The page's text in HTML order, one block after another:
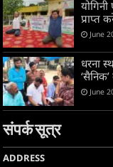
प्राप्त
June
धरना
June
संपर्क सूत्र
ADDRESS